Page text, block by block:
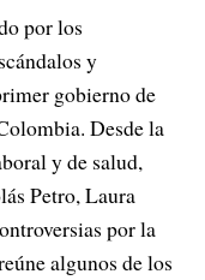
por los
y
gobierno de
Desde la
y de salud,
Petro, Laura
por la
algunos de los